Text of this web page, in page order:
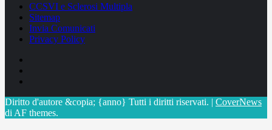
CCSVI e Sclerosi Multipla
Sitemap
Invia Comunicati
Privacy Policy
Diritto d'autore &copia; {anno} Tutti i diritti riservati. | CoverNews
di AF themes.